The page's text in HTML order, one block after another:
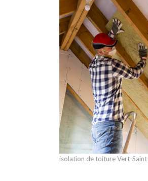
isolation de toiture Vert-